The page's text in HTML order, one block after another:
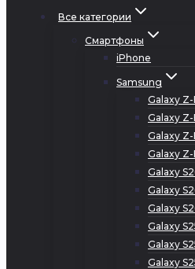
Все категории
Смартфоны
iPhone
Samsung
Galaxy
Galaxy
Galaxy
Galaxy Z-
Galaxy
Galaxy
Galaxy
Galaxy
Galaxy
Galaxy